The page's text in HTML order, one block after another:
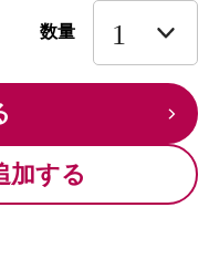
数量
加する